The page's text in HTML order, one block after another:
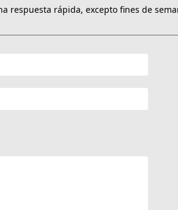
respuesta rápida, excepto fines de